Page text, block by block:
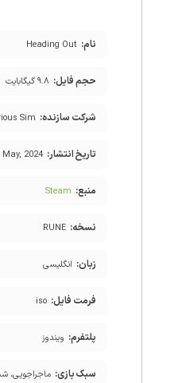
نام: Heading Out
حجم فایل: ۹.۸ گیگابایت
شرکت سازنده: Sim
تاریخ انتشار: May, 2024
منبع: Steam
نسخه: RUNE
زبان: انگلیسی
فرمت فایل: iso
پلتفرم: ویندوز
سبک بازی: ماجراجویی،